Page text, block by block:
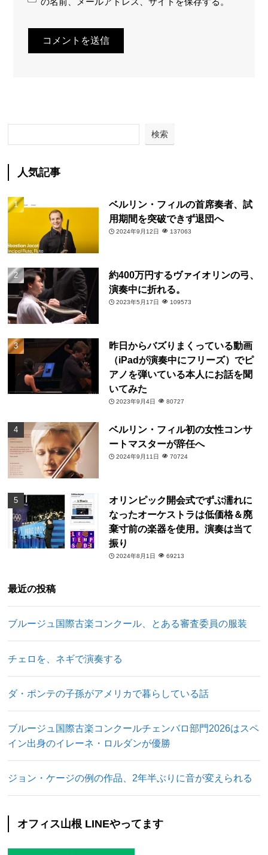
検索
人気記事
ベルリン・フィルの首席奏者、試
用期間を突破できず退団へ
2024年9月12日 137063
約400万円するヴァイオリンの弓、
演奏中に折れる。
2023年5月17日 109573
昨日からバズりまくっている動画
（iPadが演奏中にフリーズ）でピ
アノを弾いている本人にお話を聞
いてみた
2023年9月4日 80727
ベルリン・フィル初の女性コンサ
ートマスターが辞任へ
2024年9月11日 70724
オリンピック開会式でずぶ濡れに
なったオーケストラは低価格＆廃
棄寸前の楽器を使用。演奏は当て
振り
2024年8月1日 69213
最近の投稿
ブルージュ国際古楽コンクール、とある審査委員の服装
チェロを、ネギで演奏する
ダ・ポンテの子孫がアメリカで暮らしている話
ブルージュ国際古楽コンクールチェンバロ部門2026はスペ
イン出身のイレーネ・ロルダンが優勝
ジョン・ケージの例の作品、2年半ぶりに音が変えられる
オフィス山根 LINEやってます